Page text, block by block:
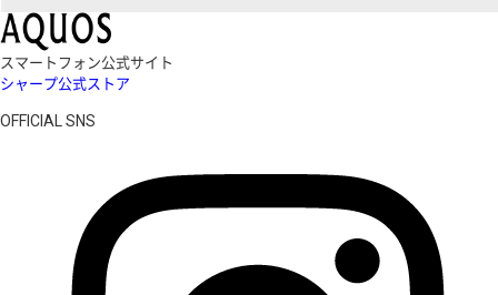
スマートフォン公式サイト
シャープ公式ストア
OFFICIAL SNS